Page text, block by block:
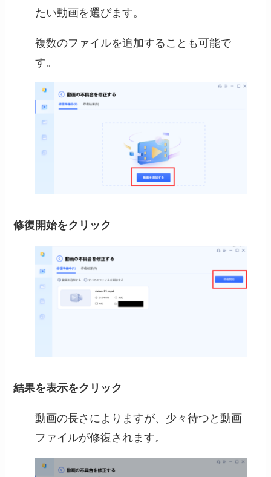
たい動画を選びます。
複数のファイルを追加することも可能で
す。
修復開始をクリック
結果を表示をクリック
動画の長さによりますが、少々待つと動画
ファイルが修復されます。